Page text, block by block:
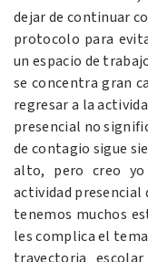
dejar de continuar
protocolo para
un espacio de
se concentra gran
regresar a la
presencial no
de contagio sigue
alto, pero creo
actividad presencial
tenemos muchos
les complica el tema